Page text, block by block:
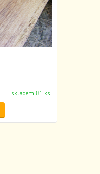
skladem 81 ks